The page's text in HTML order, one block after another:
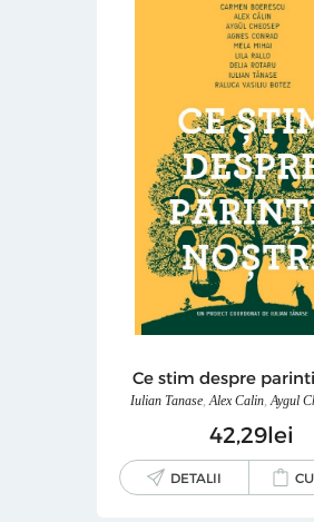
Ce stim despre
Iulian Tanase,Alex Calin,Aygul
4229lei
DETALII